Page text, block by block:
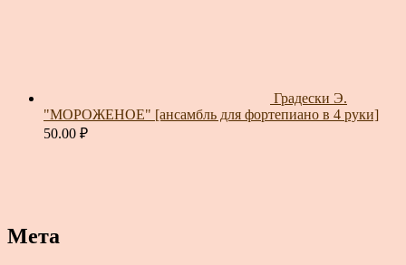
Градески Э.
"МОРОЖЕНОЕ" [ансамбль для фортепиано в 4 руки]
50.00 ₽
Мета